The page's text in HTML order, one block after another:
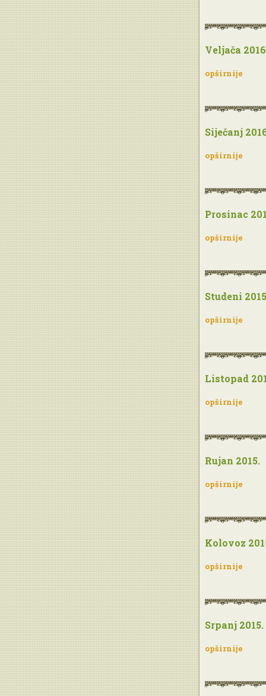
Veljača
opširnije
Siječanj
opširnije
Prosinac
opširnije
Studeni
opširnije
Listopad
opširnije
Rujan 2015.
opširnije
Kolovoz
opširnije
Srpanj 2015.
opširnije